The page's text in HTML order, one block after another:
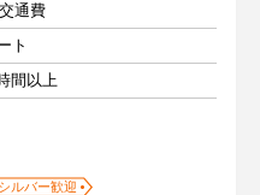
通費
ト
間以上
シルバー歓迎